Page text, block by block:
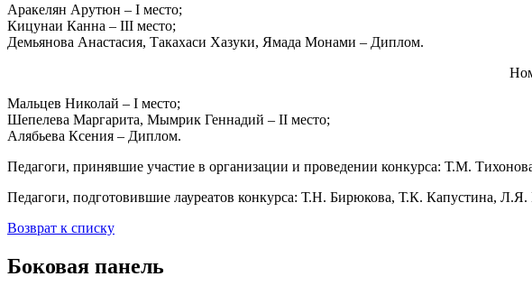
Аракелян Арутюн – I место;
Кицунаи Канна – III место;
Демьянова Анастасия, Такахаси Хазуки, Ямада Монами – Диплом.
Мальцев Николай – I место;
Шепелева Маргарита, Мымрик Геннадий – II место;
Алябьева Ксения – Диплом.
Педагоги, принявшие участие в организации и проведении конкурса: Т.М.
Педагоги, подготовившие лауреатов конкурса: Т.Н. Бирюкова, Т.К. Капустина,
Возврат к списку
Боковая панель